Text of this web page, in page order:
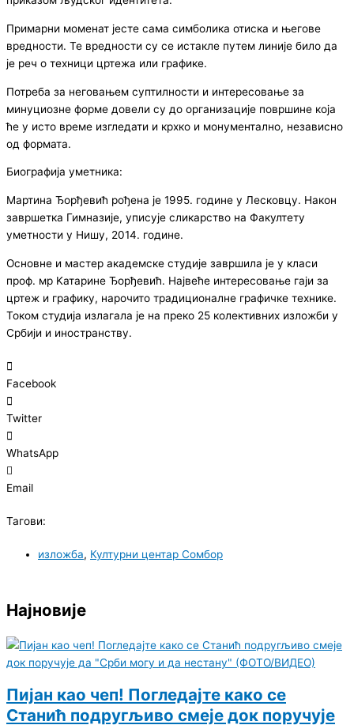
Примарни моменат јесте сама симболика отиска и његове
вредности. Те вредности су се истакле путем линије било да
је реч о техници цртежа или графике.
Потреба за неговањем суптилности и интересовање за
минуциозне форме довели су до организације површине која
ће у исто време изгледати и крхко и монументално, независно
од формата.
Биографија уметника:
Мартина Ђорђевић рођена је 1995. године у Лесковцу. Након
завршетка Гимназије, уписује сликарство на Факултету
уметности у Нишу, 2014. године.
Основне и мастер академске студије завршила је у класи
проф. мр Kатарине Ђорђевић. Највеће интересовање гаји за
цртеж и графику, нарочито традиционалне графичке технике.
Током студија излагала је на преко 25 колективних изложби у
Србији и иностранству.
Facebook
Twitter
WhatsApp
Email
Тагови:
изложба, Културни центар Сомбор
Најновије
Пијан као чеп! Погледајте како се
Станић подругљиво смеје док поручује